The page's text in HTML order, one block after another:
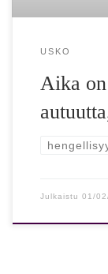
USKO
Aika
Julkaistu 01/